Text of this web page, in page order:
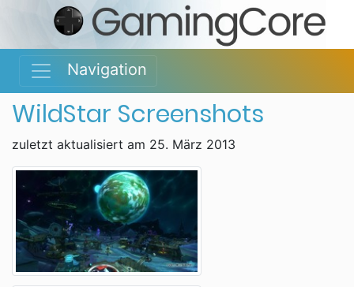
Navigation
WildStar Screenshots
zuletzt aktualisiert am 25. März 2013